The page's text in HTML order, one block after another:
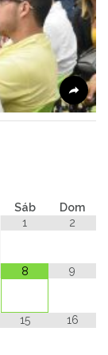
Sáb
Dom
1
2
8 9
15 16